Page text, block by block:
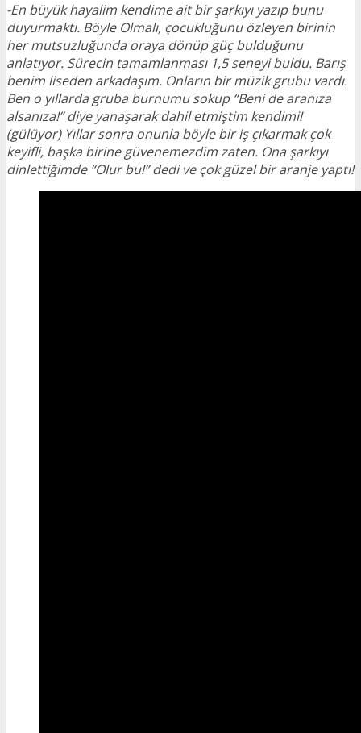
-En büyük hayalim kendime ait bir şarkıyı yazıp bunu
duyurmaktı. Böyle Olmalı, çocukluğunu özleyen birinin
her mutsuzluğunda oraya dönüp güç bulduğunu
anlatıyor. Sürecin tamamlanması 1,5 seneyi buldu. Barış
benim liseden arkadaşım. Onların bir müzik grubu vardı.
Ben o yıllarda gruba burnumu sokup “Beni de aranıza
alsanıza!” diye yanaşarak dahil etmiştim kendimi!
(gülüyor) Yıllar sonra onunla böyle bir iş çıkarmak çok
keyifli, başka birine güvenemezdim zaten. Ona şarkıyı
dinlettiğimde “Olur bu!” dedi ve çok güzel bir aranje yaptı!